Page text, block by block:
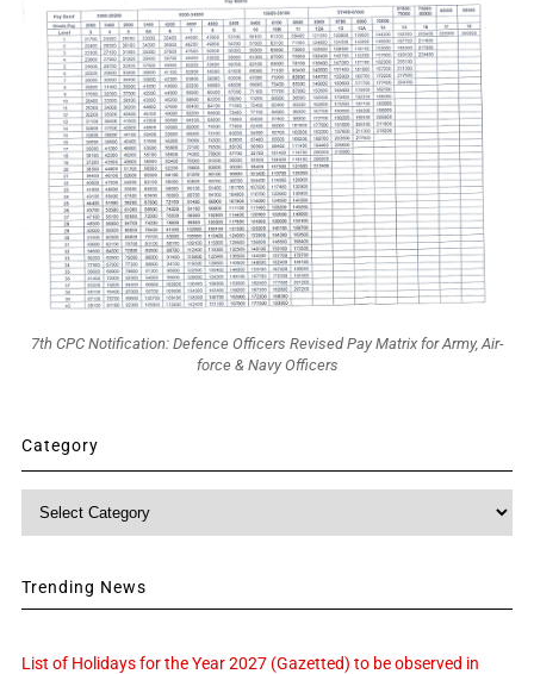
7th CPC Notification: Defence Officers Revised Pay Matrix for Army, Air-
force & Navy Officers
Category
Trending News
List of Holidays for the Year 2027 (Gazetted) to be observed in